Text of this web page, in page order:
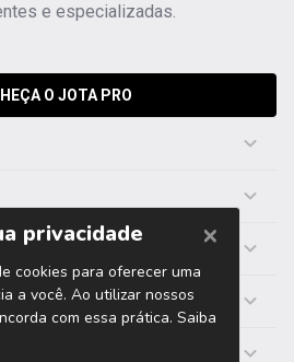
e especializadas.
O JOTA PRO